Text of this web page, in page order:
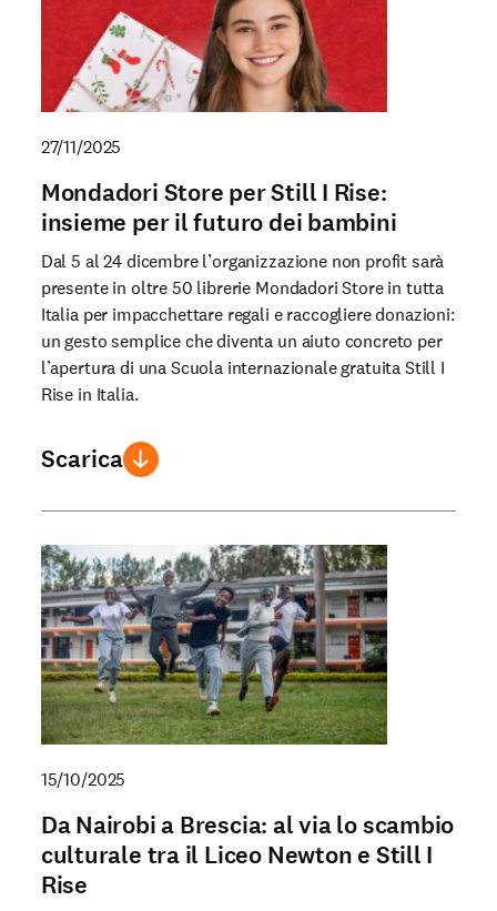
27/11/2025
Mondadori Store per Still I Rise:
insieme per il futuro dei bambini
Dal 5 al 24 dicembre l’organizzazione non profit sarà
presente in oltre 50 librerie Mondadori Store in tutta
Italia per impacchettare regali e raccogliere donazioni:
un gesto semplice che diventa un aiuto concreto per
l’apertura di una Scuola internazionale gratuita Still I
Rise in Italia.
Scarica
15/10/2025
Da Nairobi a Brescia: al via lo scambio
culturale tra il Liceo Newton e Still I
Rise